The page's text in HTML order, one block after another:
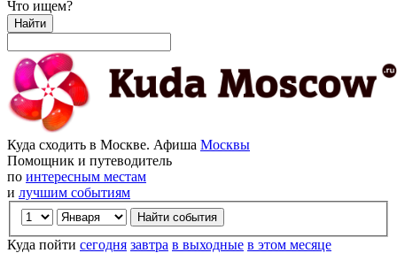
Что ищем?
Найти
Куда сходить в Москве. Афиша Москвы
Помощник и путеводитель
по интересным местам
и лучшим событиям
Куда пойти сегодня завтра в выходные в этом месяце